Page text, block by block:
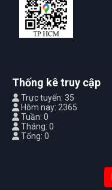
Thống kê truy cập
Trực tuyến: 35
Hôm nay: 2365
Tuần: 0
Tháng: 0
Tổng: 0